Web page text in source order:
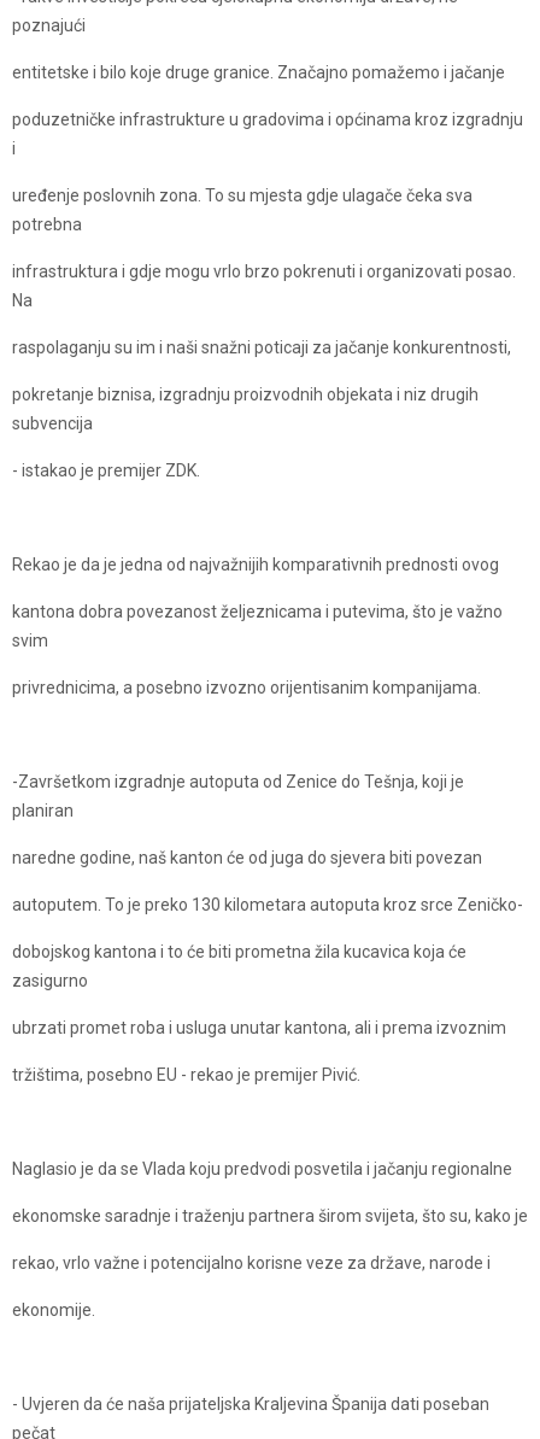
poznajući
entitetske i bilo koje druge granice. Značajno pomažemo i jačanje
poduzetničke infrastrukture u gradovima i općinama kroz izgradnju
i
uređenje poslovnih zona. To su mjesta gdje ulagače čeka sva
potrebna
infrastruktura i gdje mogu vrlo brzo pokrenuti i organizovati posao.
Na
raspolaganju su im i naši snažni poticaji za jačanje konkurentnosti,
pokretanje biznisa, izgradnju proizvodnih objekata i niz drugih
subvencija
- istakao je premijer ZDK.
Rekao je da je jedna od najvažnijih komparativnih prednosti ovog
kantona dobra povezanost željeznicama i putevima, što je važno
svim
privrednicima, a posebno izvozno orijentisanim kompanijama.
-Završetkom izgradnje autoputa od Zenice do Tešnja, koji je
planiran
naredne godine, naš kanton će od juga do sjevera biti povezan
autoputem. To je preko 130 kilometara autoputa kroz srce Zeničko-
dobojskog kantona i to će biti prometna žila kucavica koja će
zasigurno
ubrzati promet roba i usluga unutar kantona, ali i prema izvoznim
tržištima, posebno EU - rekao je premijer Pivić.
Naglasio je da se Vlada koju predvodi posvetila i jačanju regionalne
ekonomske saradnje i traženju partnera širom svijeta, što su, kako je
rekao, vrlo važne i potencijalno korisne veze za države, narode i
ekonomije.
- Uvjeren da će naša prijateljska Kraljevina Španija dati poseban
pečat